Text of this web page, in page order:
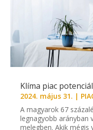
Klíma piac potenciál
2024. május 31. |
A magyarok 67
legnagyobb arányban
melegben. Akik mégis